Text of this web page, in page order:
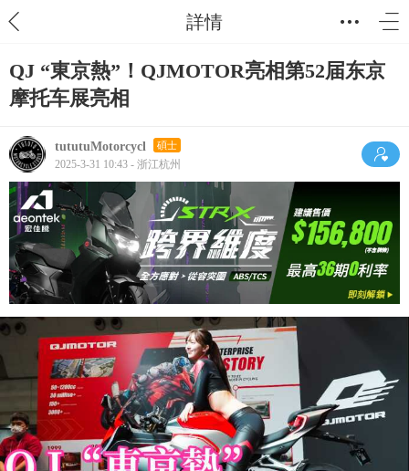
詳情
QJ “東京熱”！QJMOTOR亮相第52届东京
摩托车展亮相
tututuMotorcycl 碩士
2025-3-31 10:43 - 浙江杭州